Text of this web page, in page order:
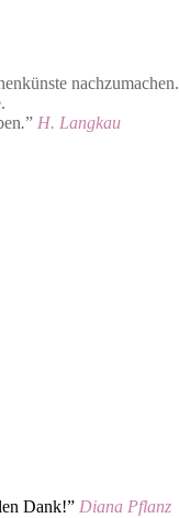
nachzumachen.
.” H. Langkau
Dank!” Diana Pflanz